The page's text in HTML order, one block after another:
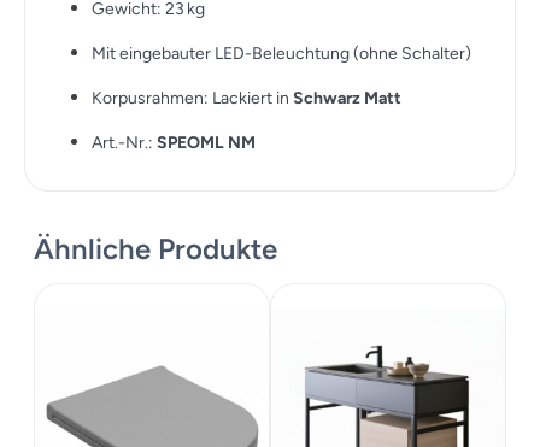
Gewicht: 23 kg
Mit eingebauter LED-Beleuchtung (ohne Schalter)
Korpusrahmen: Lackiert in Schwarz Matt
Art.-Nr.: SPEOML NM
Ähnliche Produkte